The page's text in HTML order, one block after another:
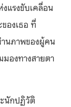
งแรงขับเคลื่อน
องเธอ ที่
นภาพของผู้คน
องทางสายตา
นักปฏิวัติ